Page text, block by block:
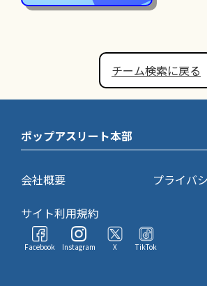
チーム検索に戻る
ポップアスリート本部
会社概要
プライバ
サイト利用規約
Facebook Instagram X TikTok